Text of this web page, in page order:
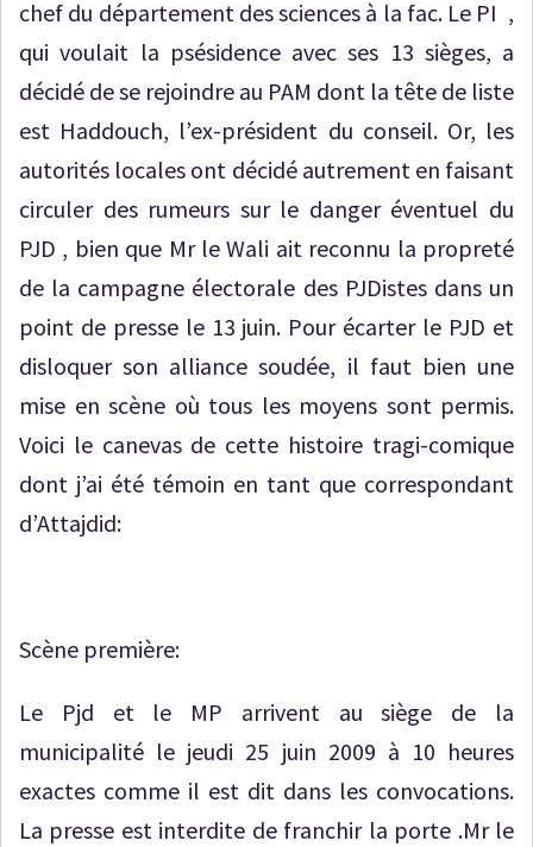
chef du département des sciences à la fac. Le PI ,
qui voulait la psésidence avec ses 13 sièges, a
décidé de se rejoindre au PAM dont la tête de liste
est Haddouch, l’ex-président du conseil. Or, les
autorités locales ont décidé autrement en faisant
circuler des rumeurs sur le danger éventuel du
PJD , bien que Mr le Wali ait reconnu la propreté
de la campagne électorale des PJDistes dans un
point de presse le 13 juin. Pour écarter le PJD et
disloquer son alliance soudée, il faut bien une
mise en scène où tous les moyens sont permis.
Voici le canevas de cette histoire tragi-comique
dont j’ai été témoin en tant que correspondant
d’Attajdid:
Scène première:
Le Pjd et le MP arrivent au siège de la
municipalité le jeudi 25 juin 2009 à 10 heures
exactes comme il est dit dans les convocations.
La presse est interdite de franchir la porte .Mr le